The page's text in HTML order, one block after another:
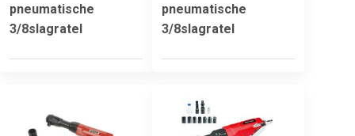
pneumatische
3/8slagratel
pneumatische
3/8slagratel